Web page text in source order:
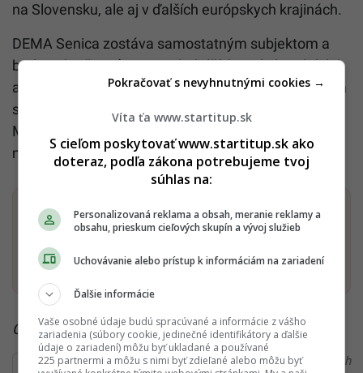
na Slovensku, ale aj v ďalších európskych krajinách.
DEMA Senica zostáva samostatným subjektom a
bude pokračovať vo svojich ďalších podnikateľských
a logistických aktivitách v areáli v Senici. Spolupráca
sa týka výhradne obchodných aktivít, pričom
MTBIKER verí, že pomôže značke Dema vrátiť sa
medzi popredné cyklistické značky v regióne.
Dostaň Startitup do svojich Google odporúčaní
Pridať ako preferovaný zdroj
Startitup, odkaz sa otvorí v
Čítaj viac z kategórie:Biznis a startupy
Ďakujeme, že čítaš Startitup. V prípade, že máš postreh
Víta ťa www.startitup.sk
S cieľom poskytovať www.startitup.sk ako
doteraz, podľa zákona potrebujeme tvoj
súhlas na:
Personalizovaná reklama a obsah, meranie reklamy a
obsahu, prieskum cieľových skupín a vývoj služieb
Uchovávanie alebo prístup k informáciám na zariadení
Ďalšie informácie
Vaše osobné údaje budú spracúvané a informácie z vášho
zariadenia (súbory cookie, jedinečné identifikátory a ďalšie
údaje o zariadení) môžu byť ukladané a používané
225 partnermi a môžu s nimi byť zdieľané alebo môžu byť
Pokračovať s nevyhnutnými cookies →